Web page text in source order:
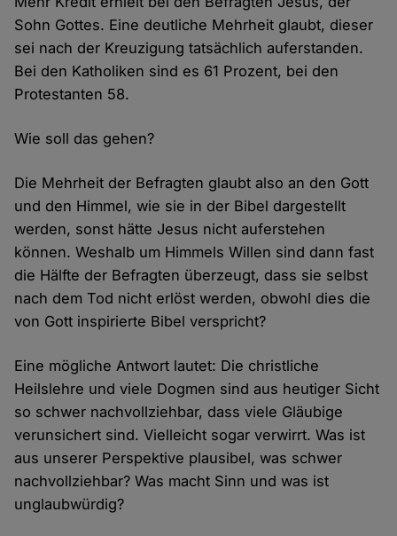
Sohn Gottes. Eine deutliche Mehrheit glaubt, dieser
sei nach der Kreuzigung tatsächlich auferstanden.
Bei den Katholiken sind es 61 Prozent, bei den
Protestanten 58.
Wie soll das gehen?
Die Mehrheit der Befragten glaubt also an den Gott
und den Himmel, wie sie in der Bibel dargestellt
werden, sonst hätte Jesus nicht auferstehen
können. Weshalb um Himmels Willen sind dann fast
die Hälfte der Befragten überzeugt, dass sie selbst
nach dem Tod nicht erlöst werden, obwohl dies die
von Gott inspirierte Bibel verspricht?
Eine mögliche Antwort lautet: Die christliche
Heilslehre und viele Dogmen sind aus heutiger Sicht
so schwer nachvollziehbar, dass viele Gläubige
verunsichert sind. Vielleicht sogar verwirrt. Was ist
aus unserer Perspektive plausibel, was schwer
nachvollziehbar? Was macht Sinn und was ist
unglaubwürdig?